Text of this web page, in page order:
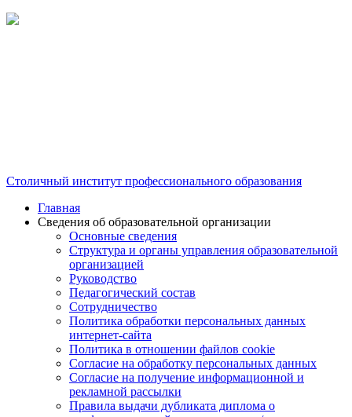
Столичный институт профессионального образования
Главная
Сведения об образовательной организации
Основные сведения
Структура и органы управления образовательной
организацией
Руководство
Педагогический состав
Сотрудничество
Политика обработки персональных данных
интернет-сайта
Политика в отношении файлов cookie
Согласие на обработку персональных данных
Согласие на получение информационной и
рекламной рассылки
Правила выдачи дубликата диплома о